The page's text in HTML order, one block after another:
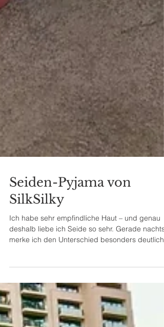
Seiden-Pyjama von
Ich habe sehr empfindliche Haut – und genau
merke ich den Unterschied besonders deutlich.
Stoffe, die nicht atmungsaktiv sind oder auf der
Haut reiben, können schnell unangenehm
werden. Meine Seidennachtwäsche von SilkSilky